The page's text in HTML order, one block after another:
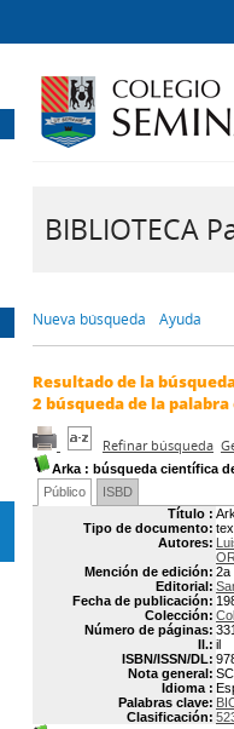
BIBLIOTECA
Nueva búsqueda Ayuda
Resultado de la
2búsqueda de la palabra
Refinar búsqueda
Arka : búsqueda científica
Público
ISBD
Título :
Tipo de documento:
Autores:
Mención de edición: 2a
Editorial:
Fecha de publicación:
Colección:
Número de páginas:
Il.: il
ISBN/ISSN/DL:
Nota general:
Idioma :
Palabras clave:
Clasificación: